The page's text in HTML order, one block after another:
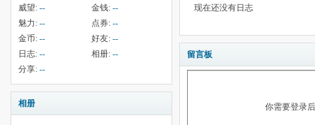
威望: -- 金钱: --
魅力: -- 点券: --
金币: -- 好友: --
日志: -- 相册: --
分享: --
相册
现在还没有日志
留言板
你需要登录